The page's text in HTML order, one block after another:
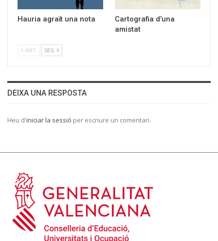
Hauria agraït una nota
Cartografia d’una
amistat
ANT SEG
DEIXA UNA RESPOSTA
Heu d'iniciar la sessió per escriure un comentari.